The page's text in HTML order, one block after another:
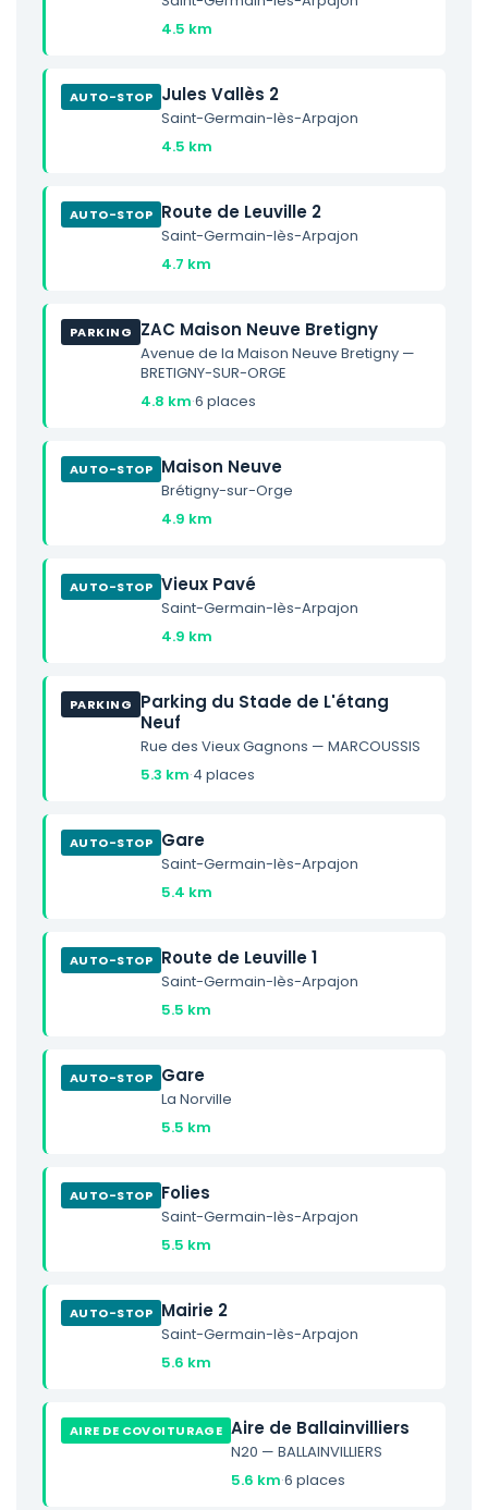
4.5 km
AUTO-STOP Jules Vallès 2
Saint-Germain-lès-Arpajon
4.5 km
AUTO-STOP Route de Leuville 2
Saint-Germain-lès-Arpajon
4.7 km
PARKING ZAC Maison Neuve Bretigny
Avenue de la Maison Neuve Bretigny —
BRETIGNY-SUR-ORGE
4.8 km·6 places
AUTO-STOP Maison Neuve
Brétigny-sur-Orge
4.9 km
AUTO-STOP Vieux Pavé
Saint-Germain-lès-Arpajon
4.9 km
PARKING
Parking du Stade de L'étang
Neuf
Rue des Vieux Gagnons — MARCOUSSIS
5.3 km·4 places
AUTO-STOP Gare
Saint-Germain-lès-Arpajon
5.4 km
AUTO-STOP Route de Leuville 1
Saint-Germain-lès-Arpajon
5.5 km
AUTO-STOP Gare
La Norville
5.5 km
AUTO-STOP Folies
Saint-Germain-lès-Arpajon
5.5 km
AUTO-STOP Mairie 2
Saint-Germain-lès-Arpajon
5.6 km
AIRE DE COVOITURAGE Aire de Ballainvilliers
N20 — BALLAINVILLIERS
5.6 km·6 places